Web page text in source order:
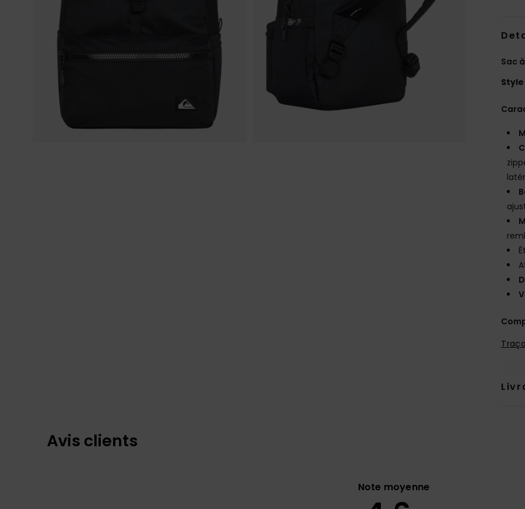
Sac
Style
Avis clients
Note moyenne